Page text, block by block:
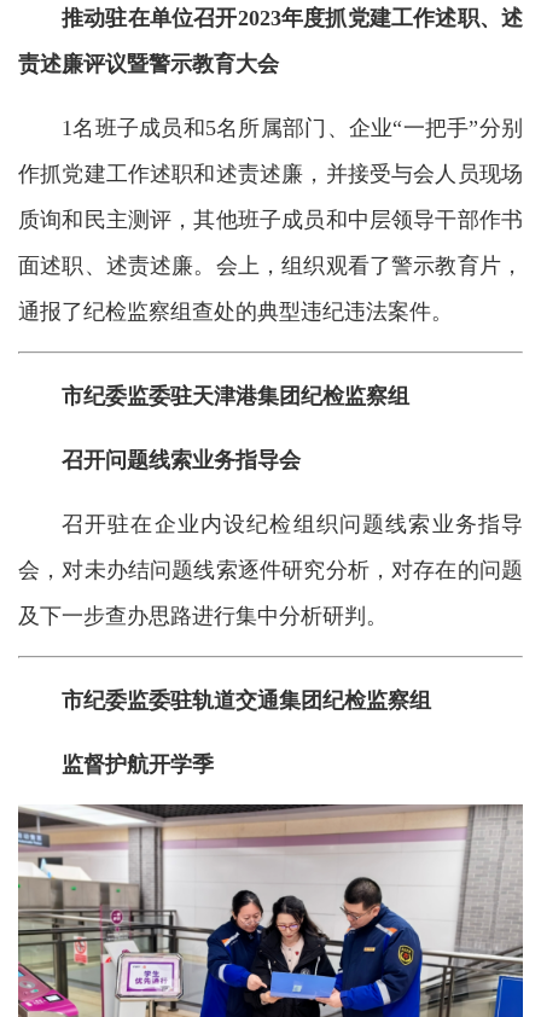
推动驻在单位召开2023年度抓党建工作述职、述
责述廉评议暨警示教育大会
1名班子成员和5名所属部门、企业“一把手”分别
作抓党建工作述职和述责述廉，并接受与会人员现场
质询和民主测评，其他班子成员和中层领导干部作书
面述职、述责述廉。会上，组织观看了警示教育片，
通报了纪检监察组查处的典型违纪违法案件。
市纪委监委驻天津港集团纪检监察组
召开问题线索业务指导会
召开驻在企业内设纪检组织问题线索业务指导
会，对未办结问题线索逐件研究分析，对存在的问题
及下一步查办思路进行集中分析研判。
市纪委监委驻轨道交通集团纪检监察组
监督护航开学季